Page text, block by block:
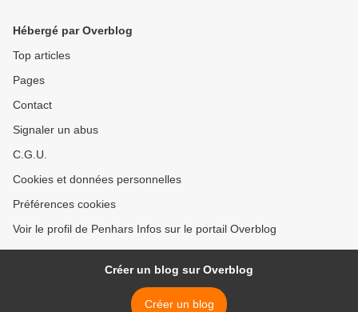
Hébergé par Overblog
Top articles
Pages
Contact
Signaler un abus
C.G.U.
Cookies et données personnelles
Préférences cookies
Voir le profil de Penhars Infos sur le portail Overblog
Créer un blog sur Overblog
Créer un blog